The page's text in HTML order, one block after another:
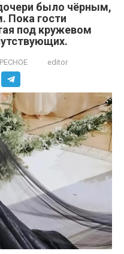
было чёрным,
Пока гости
под кружевом
editor